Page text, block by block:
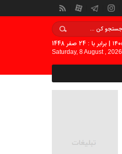
Saturday, 8 August , 2026